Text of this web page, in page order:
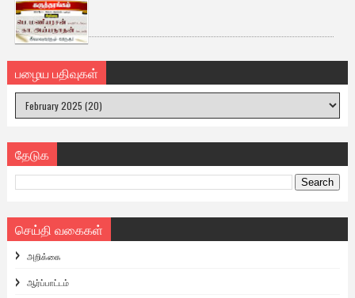
பழைய பதிவுகள்
தேடுக
செய்தி வகைகள்
அறிக்கை
ஆர்ப்பாட்டம்